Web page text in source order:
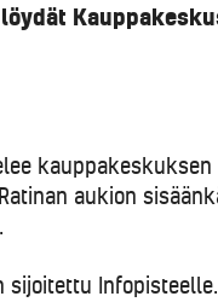
aukion
sijoitettu Infopisteelle.